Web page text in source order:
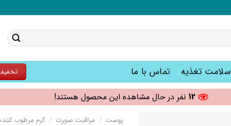
سلامت تغذیه تماس با ما
12 نفر در حال مشاهده این محصول هستند!
پوست / مراقبت صورت / کرم مرطوب